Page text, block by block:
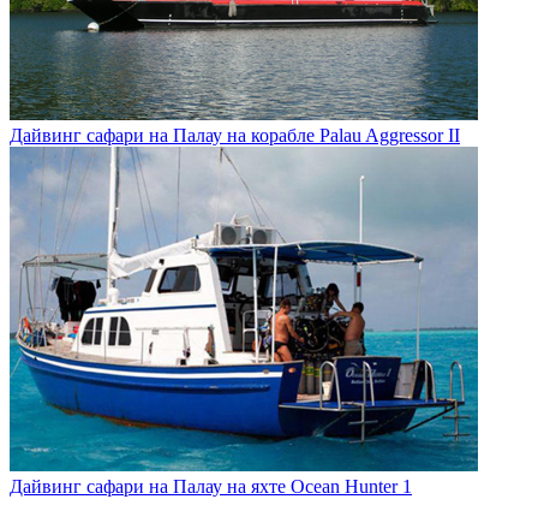
Дайвинг сафари на Палау на корабле Palau Aggressor II
Дайвинг сафари на Палау на яхте Ocean Hunter 1